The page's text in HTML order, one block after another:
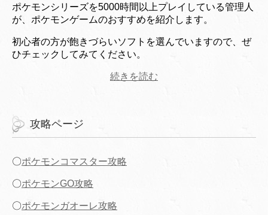
ポケモンシリーズを5000時間以上プレイしている管理人
が、ポケモンゲームのおすすめを紹介します。
初心者の方が飽きづらいソフトを選んでいますので、ぜ
ひチェックしてみてください。
続きを読む
攻略ページ
〇ポケモンコマスター攻略
〇ポケモンGO攻略
〇ポケモンガオーレ攻略